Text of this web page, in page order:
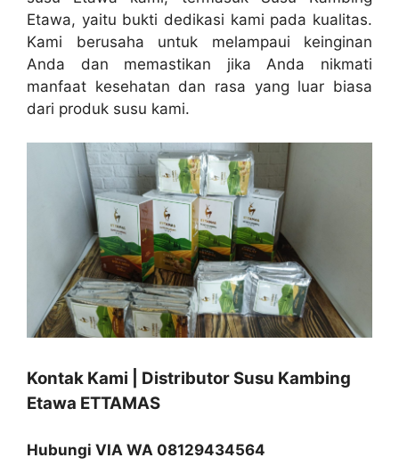
Etawa, yaitu bukti dedikasi kami pada kualitas.
Kami berusaha untuk melampaui keinginan
Anda dan memastikan jika Anda nikmati
manfaat kesehatan dan rasa yang luar biasa
dari produk susu kami.
Kontak Kami | Distributor Susu Kambing
Etawa ETTAMAS
Hubungi VIA WA 08129434564